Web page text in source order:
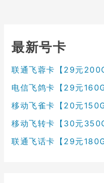
最新号卡
联通飞蓉卡【29元
电信飞鸽卡【29元
移动飞雀卡【20元
移动飞转卡【30元
联通飞话卡【29元